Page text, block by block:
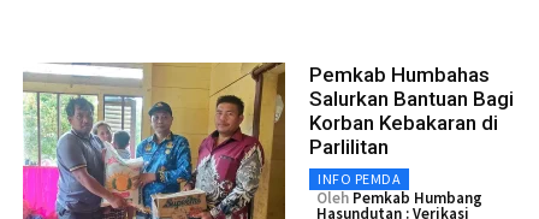
Pemkab Humbahas
Salurkan Bantuan Bagi
Korban Kebakaran di
Parlilitan
INFO PEMDA
Oleh Pemkab Humbang
Hasundutan : Verikasi